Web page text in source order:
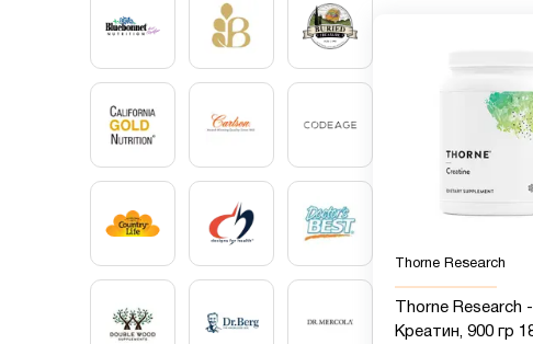
Thorne Research
Thorne Research -
Креатин, 900 гр 180